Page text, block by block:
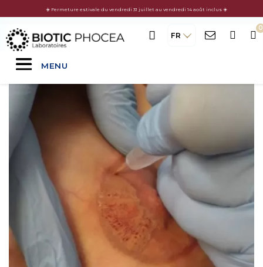
☀️ Fermeture estivale du vendredi 31 juillet au vendredi 14 août inclus ☀️
FR
MENU